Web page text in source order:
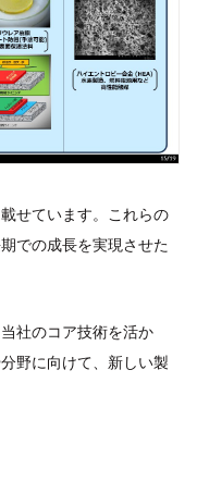
せています。これらの
での成長を実現させた
社のコア技術を活か
野に向けて、新しい製